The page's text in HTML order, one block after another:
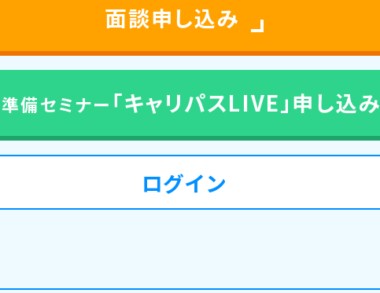
面談申し込み
備セミナー 「キャリパスLIVE」申し込み
ログイン